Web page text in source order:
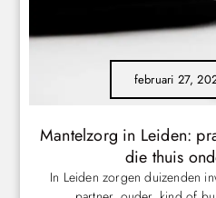
februari 27,
Mantelzorg in Leiden:
die thuis
In Leiden zorgen duizenden